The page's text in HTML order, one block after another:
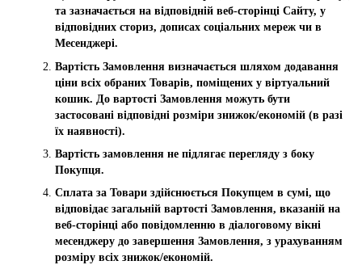
та зазначається на відповідній веб-сторінці Сайту, у
відповідних сториз, дописах соціальних мереж чи в
Месенджері.
Вартість Замовлення визначається шляхом додавання
ціни всіх обраних Товарів, поміщених у віртуальний
кошик. До вартості Замовлення можуть бути
застосовані відповідні розміри знижок/економій (в разі
їх наявності).
Вартість замовлення не підлягає перегляду з боку
Покупця.
Сплата за Товари здійснюється Покупцем в сумі, що
відповідає загальній вартості Замовлення, вказаній на
веб-сторінці або повідомленню в діалоговому вікні
месенджеру до завершення Замовлення, з урахуванням
розміру всіх знижок/економій.